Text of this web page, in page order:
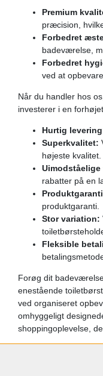
Premium
præcision,
Forbedret
badeværelse,
Forbedret
ved at
Når du handler hos
investerer i en
Hurtig
Superkvalitet:
højeste kvalitet.
rabatter på en
produktgaranti.
Stor variation:
Fleksible
Forøg dit
enestående
ved organiseret
omhyggeligt
shoppingoplevelse,